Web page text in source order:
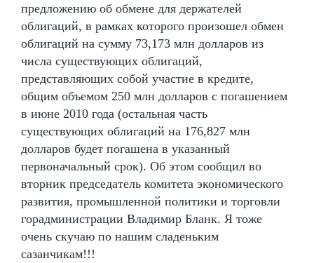
предложению об обмене для держателей
облигаций, в рамках которого произошел обмен
облигаций на сумму 73,173 млн долларов из
числа существующих облигаций,
представляющих собой участие в кредите,
общим объемом 250 млн долларов с погашением
в июне 2010 года (остальная часть
существующих облигаций на 176,827 млн
долларов будет погашена в указанный
первоначальный срок). Об этом сообщил во
вторник председатель комитета экономического
развития, промышленной политики и торговли
горадминистрации Владимир Бланк. Я тоже
очень скучаю по нашим сладеньким
сазанчикам!!!